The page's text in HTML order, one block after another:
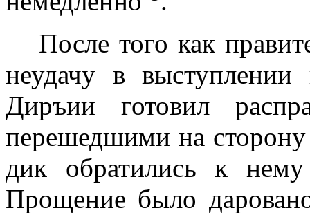
После того как
неудачу в
Диръии готовил
перешедшими на
дик обратились к
Прощение было